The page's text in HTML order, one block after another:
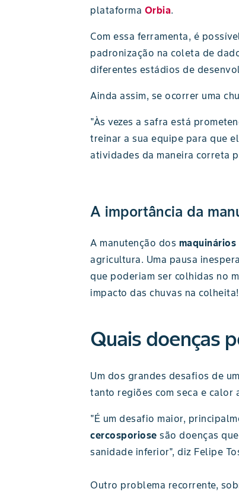
plataforma Orbia.
Com essa ferramenta, é
padronização na coleta de
diferentes estádios de
Ainda assim, se ocorrer uma
"Às vezes a safra está
treinar a sua equipe para que
atividades da maneira correta
A importância da
A manutenção dos
agricultura. Uma pausa
que poderiam ser colhidas no
impacto das chuvas na colheita!
Quais doenças
Um dos grandes desafios de
tanto regiões com seca e calor
"É um desafio maior,
cercosporiose são doenças
sanidade inferior", diz Felipe
Outro problema recorrente,